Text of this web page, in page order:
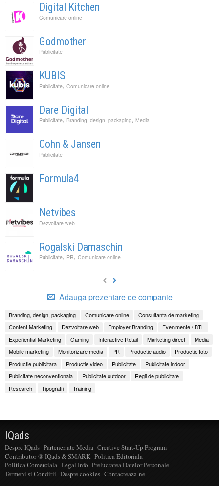
Digital Kitchen
Comunicare online
Godmother
Publicitate
KUBIS
Publicitate, Comunicare online
Dare Digital
Publicitate, Branding, design, packaging, Media
Cohn & Jansen
Publicitate
Formula4
Netvibes
Dezvoltare web
Rogalski Damaschin
Publicitate, PR, Comunicare online
Adauga prezentare de companie
Branding, design, packaging Comunicare online
Consultanta de marketing
Content Marketing
Dezvoltare web Employer Branding
Evenimente / BTL
Experiential Marketing
Gaming Interactive Retail Marketing direct
Media
Mobile marketing
Monitorizare media PR Productie audio
Productie foto
Productie publicitara
Productie video Publicitate
Publicitate indoor
Publicitate neconventionala
Publicitate outdoor
Regii de publicitate
Research
Tipografii Training
IQads
Despre IQads Parteneriate Media Creative Start-Up Program
Contributor @ IQads & SMARK Politica Editoriala
Politica Comerciala Legal Info Prelucrarea Datelor Personale
Termeni si Conditii Despre cookies Contacteaza-ne